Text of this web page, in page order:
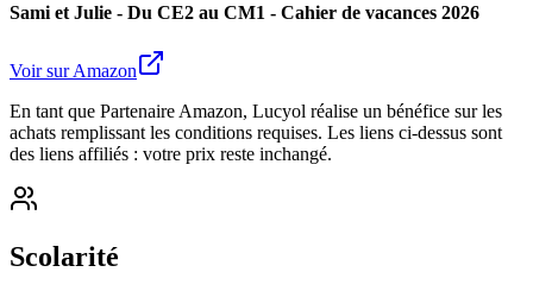
Sami et Julie - Du CE2 au CM1 - Cahier de vacances 2026
Voir sur Amazon
En tant que Partenaire Amazon, Lucyol réalise un bénéfice sur les
achats remplissant les conditions requises. Les liens ci-dessus sont
des liens affiliés : votre prix reste inchangé.
Scolarité